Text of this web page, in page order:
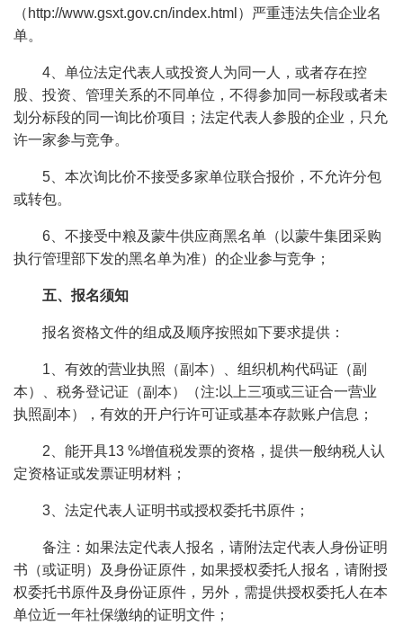
（http://www.gsxt.gov.cn/index.html）严重违法失信企业名
单。
4、单位法定代表人或投资人为同一人，或者存在控
股、投资、管理关系的不同单位，不得参加同一标段或者未
划分标段的同一询比价项目；法定代表人参股的企业，只允
许一家参与竞争。
5、本次询比价不接受多家单位联合报价，不允许分包
或转包。
6、不接受中粮及蒙牛供应商黑名单（以蒙牛集团采购
执行管理部下发的黑名单为准）的企业参与竞争；
五、报名须知
报名资格文件的组成及顺序按照如下要求提供：
1、有效的营业执照（副本）、组织机构代码证（副
本）、税务登记证（副本）（注:以上三项或三证合一营业
执照副本），有效的开户行许可证或基本存款账户信息；
2、能开具13 %增值税发票的资格，提供一般纳税人认
定资格证或发票证明材料；
3、法定代表人证明书或授权委托书原件；
备注：如果法定代表人报名，请附法定代表人身份证明
书（或证明）及身份证原件，如果授权委托人报名，请附授
权委托书原件及身份证原件，另外，需提供授权委托人在本
单位近一年社保缴纳的证明文件；